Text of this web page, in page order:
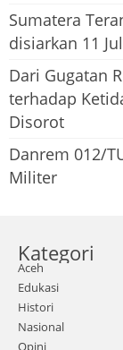
Sumatera
disiarkan 11
Dari Gugatan
terhadap
Disorot
Danrem 012/
Militer
Kategori
Aceh
Edukasi
Histori
Nasional
Opini